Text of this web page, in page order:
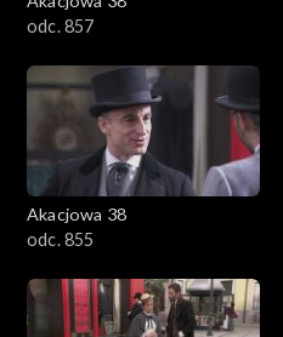
odc. 857
Akacjowa 38
odc. 855